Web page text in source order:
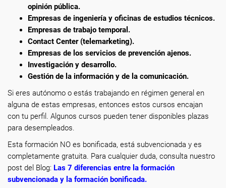
opinión pública.
Empresas de ingeniería y oficinas de estudios técnicos.
Empresas de trabajo temporal.
Contact Center (telemarketing).
Empresas de los servicios de prevención ajenos.
Investigación y desarrollo.
Gestión de la información y de la comunicación.
Si eres autónomo o estás trabajando en régimen general en
alguna de estas empresas, entonces estos cursos encajan
con tu perfil. Algunos cursos pueden tener disponibles plazas
para desempleados.
Esta formación NO es bonificada, está subvencionada y es
completamente gratuita. Para cualquier duda, consulta nuestro
post del Blog: Las 7 diferencias entre la formación
subvencionada y la formación bonificada.